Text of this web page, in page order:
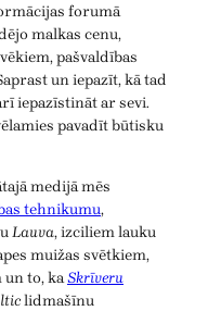
forumā
malkas cenu,
pašvaldības
un iepazīt, kā tad
iepazīstināt ar sevi.
pavadīt būtisku
medijā mēs
tehnikumu,
Lauva, izciliem lauku
muižas svētkiem,
un to, kaSkrīveru
lidmašīnu